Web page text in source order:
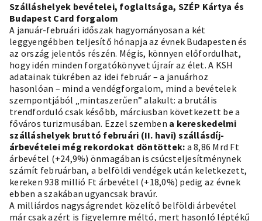
Szálláshelyek bevételei, foglaltsága, SZÉP Kártya és
Budapest Card forgalom
A január-februári időszak hagyományosan a két
leggyengébben teljesítő hónapja az évnek Budapesten és
az ország jelentős részén. Mégis, könnyen előfordulhat,
hogy idén minden forgatókönyvet újraír az élet. A KSH
adatainak tükrében az idei február – a januárhoz
hasonlóan – mind a vendégforgalom, mind a bevételek
szempontjából „mintaszerűen” alakult: a brutális
trendforduló csak később, márciusban következett be a
főváros turizmusában. Ezzel szemben a kereskedelmi
szálláshelyek bruttó februári (II. havi) szállásdíj-
árbevételei még rekordokat döntöttek: a 8,86 Mrd Ft
árbevétel (+24,9%) önmagában is csúcsteljesítménynek
számít februárban, a belföldi vendégek után keletkezett,
kereken 938 millió Ft árbevétel (+18,0%) pedig az évnek
ebben a szakában ugyancsak bravúr.
A milliárdos nagyságrendet közelítő belföldi árbevétel
már csak azért is figyelemre méltó, mert hasonló léptékű